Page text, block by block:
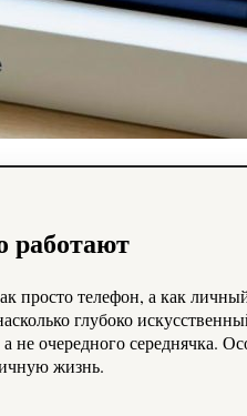
работают
просто телефон, а как
глубоко
очередного середнячка.
жизнь.